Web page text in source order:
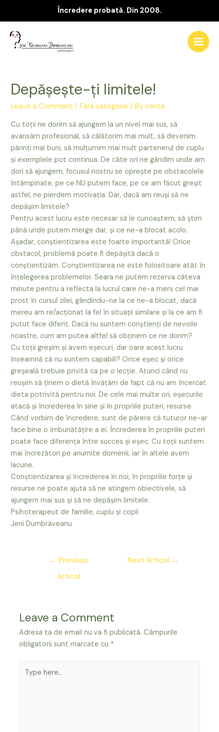
Încredere probată. Din 2008.
content
Main
Depăşeşte-ţi limitele!
Leave a Comment /Fără categorie / Bycente
Cu toţii ne dorim să ajungem la un nivel mai sus, să
avansăm profesional, să călătorim mai mult, să devenim
părinţi mai buni, să mulţumim mai mult partenerul de cuplu
şi exemplele pot continua. De câte ori ne gândim unde am
dori să ajungem, focusul nostru se opreşte pe obstacolele
întâmpinate, pe ce NU putem face, pe ce am făcut greşit
astfel, ne pierdem motivaţia. Dar, dacă am reuşi să ne
depăşim limitele?
Pentru acest lucru este necesar să le cunoaştem, să ştim
până unde putem merge dar, şi ce ne-a blocat acolo.
Aşadar, conştientizarea este foarte importantă! Orice
obstacol, problemă poate fi depăşită dacă o
conştientizăm. Conştientizarea ne este folositoare atât în
înţelegerea problemelor. Seara ne putem rezerva câteva
minute pentru a reflecta la lucrul care ne-a mers cel mai
prost în cursul zilei, gândindu-ne la ce ne-a blocat, dacă
mereu am re/acţionat la fel în situaţii similare şi la ce am fi
putut face diferit. Dacă nu suntem conştienți de nevoile
noastre, cum am putea altfel să obţinem ce ne dorim?
Cu toţii greşim şi avem eşecuri, dar oare acest lucru
înseamnă că nu suntem capabili? Orice eşec şi orice
greşeală trebuie privită ca pe o lecţie. Atunci când nu
reuşim să ţinem o dietă învăţăm de fapt că nu am încercat
dieta potrivită pentru noi. De cele mai multe ori, eşecurile
atacă şi încrederea în sine şi în propriile puteri, resurse.
Când vorbim de încredere, sunt de părere că tuturor ne-ar
face bine o îmbunătățire a ei. Încrederea în propriile puteri
poate face diferența între succes şi eşec. Cu toţii suntem
mai încrezători pe anumite domenii, iar în altele avem
lacune.
Conştientizarea şi încrederea în noi, în propriile forţe şi
resurse ne poate ajuta să ne atingem obiectivele, să
ajungem mai sus şi să ne depăşim limitele.
Psihoterapeut de familie, cuplu și copil
Jeni Dumbrăveanu
← Previous
Articol
Next Articol →
Leave a Comment
Adresa ta de email nu va fi publicată. Câmpurile
obligatorii sunt marcate cu *
here..